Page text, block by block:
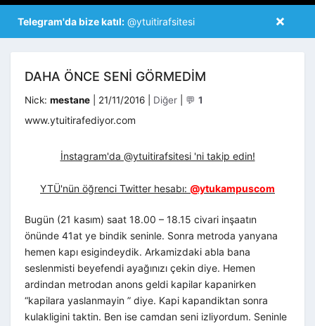
×
Telegram'da bize katıl: @ytuitirafsitesi
DAHA ÖNCE SENI GÖRMEDIM
Nick: mestane 21/11/2016 Kategoriler
Diğer 💬 1
www.ytuitirafediyor.com
İnstagram'da @ytuitirafsitesi 'ni takip edin!
YTÜ'nün öğrenci Twitter hesabı: @ytukampuscom
Bugün (21 kasım) saat 18.00 – 18.15 civari inşaatın
önünde 41at ye bindik seninle. Sonra metroda yanyana
hemen kapı esigindeydik. Arkamizdaki abla bana
seslenmisti beyefendi ayağınızı çekin diye. Hemen
ardindan metrodan anons geldi kapilar kapanirken
“kapilara yaslanmayin ” diye. Kapi kapandiktan sonra
kulakligini taktin. Ben ise camdan seni izliyordum. Seninle